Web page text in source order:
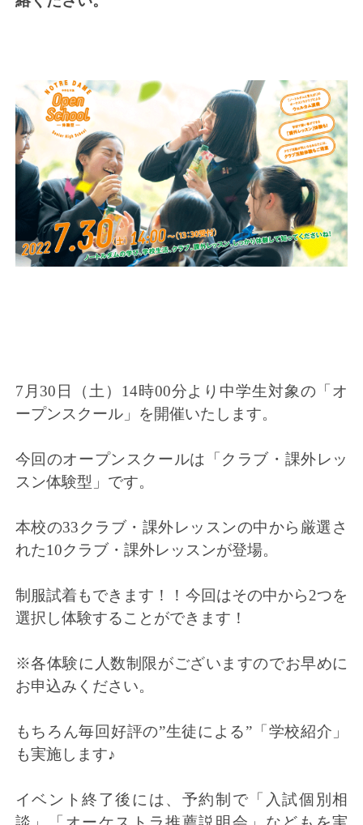
7月30日（土）14時00分より中学生対象の「オ
ープンスクール」 を開催いたします。
今回のオープンスクールは「クラブ・課外レッ
スン体験型」です。
本校の33クラブ・課外レ ッスンの中から厳選さ
れた10クラブ・課外レッスンが登場。
制服試着もできます！！今回はその中から2つを
選択し体験するこ とができます！
※各体験に人数制限がございますのでお早めに
お申込みください。
もちろん毎回好評の”生徒による”「学校紹介」
も実施します♪
イベント終了後には、予約制で「入試個別相